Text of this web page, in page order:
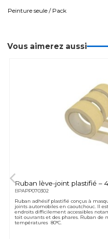
Peinture seule / Pack
Vous aimerez aussi
Ruban lève-joint plastifié –
BPAPP070302
Ruban adhésif plastifié conçus à
joints automobiles en caoutchouc. Il
endroits difficilement accessibles
toit ouvrants et des phares. Ruban de
températures 80°C.